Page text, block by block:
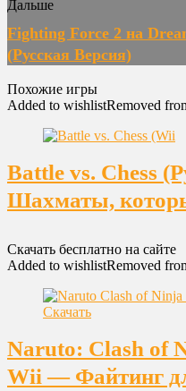
Дальше
Fighting Force 2 на
(Русская Версия)
Похожие игры
Added to wishlistRemoved
Battle vs. Chess
Шахматы,
Скачать бесплатно на сайте
Added to wishlistRemoved
Naruto: Clash of
Wii — Файтинг